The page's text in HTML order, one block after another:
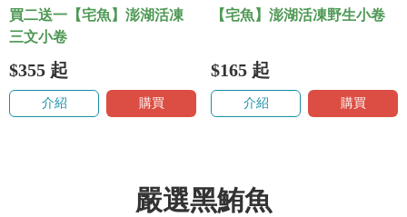
買二送一【宅魚】澎湖活凍
三文小卷
$355 起
介紹 購買
【宅魚】澎湖活凍野生小卷
$165 起
介紹 購買
嚴選黑鮪魚